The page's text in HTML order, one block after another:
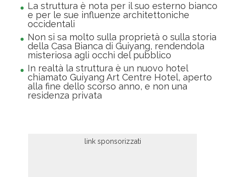
La struttura è nota per il suo esterno bianco
e per le sue influenze architettoniche
occidentali
Non si sa molto sulla proprietà o sulla storia
della Casa Bianca di Guiyang, rendendola
misteriosa agli occhi del pubblico
In realtà la struttura è un nuovo hotel
chiamato Guiyang Art Centre Hotel, aperto
alla fine dello scorso anno, e non una
residenza privata